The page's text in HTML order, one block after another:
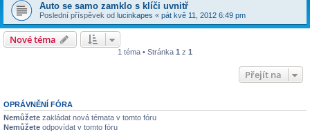
Auto se samo zamklo s klíči uvnitř
Poslední příspěvek od lucinkapes « pát kvě 11, 2012 6:49 pm
Nové téma
1 téma • Stránka 1 z 1
Přejít na
OPRÁVNĚNÍ FÓRA
Nemůžete zakládat nová témata v tomto fóru
Nemůžete odpovídat v tomto fóru